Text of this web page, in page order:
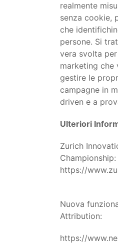
realmente
senza cookie,
che
persone. Si
vera svolta
marketing che
gestire le
campagne in
driven e a
Ulteriori
Zurich
Championship:
https://
Nuova
Attribution:
https://